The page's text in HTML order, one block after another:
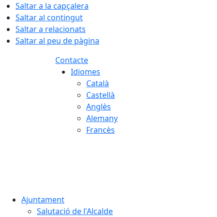
Saltar a la capçalera
Saltar al contingut
Saltar a relacionats
Saltar al peu de pàgina
Contacte
Idiomes
Català
Castellà
Anglès
Alemany
Francès
Ajuntament
Salutació de l'Alcalde